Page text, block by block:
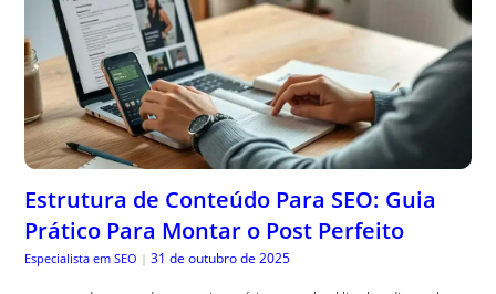
Estrutura de Conteúdo Para SEO: Guia
Prático Para Montar o Post Perfeito
Especialista em SEO | 31 de outubro de 2025